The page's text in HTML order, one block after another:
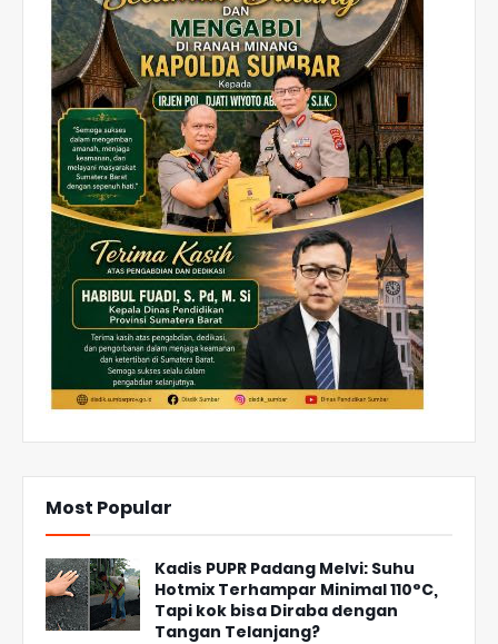
Most Popular
Kadis PUPR Padang Melvi: Suhu
Hotmix Terhampar Minimal 110°C,
Tapi kok bisa Diraba dengan
Tangan Telanjang?